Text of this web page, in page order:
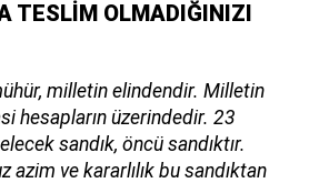
TESLİM OLMADIĞINIZI
milletin elindendir. Milletin
hesapların üzerindedir. 23
sandık, öncü sandıktır.
azim ve kararlılık bu sandıktan